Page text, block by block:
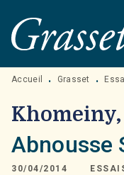
MENU
PIED DE PAGE
Accueil • Grasset •
Khomeiny,
Abnousse
30/04/2014